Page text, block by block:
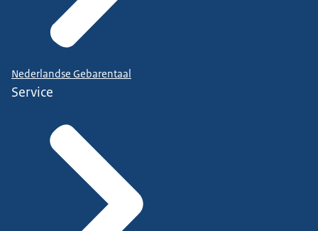
Nederlandse Gebarentaal
Service